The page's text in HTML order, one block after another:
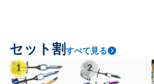
セット割 すべて見る
1 2